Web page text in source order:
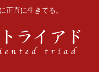
正直に生きてる。